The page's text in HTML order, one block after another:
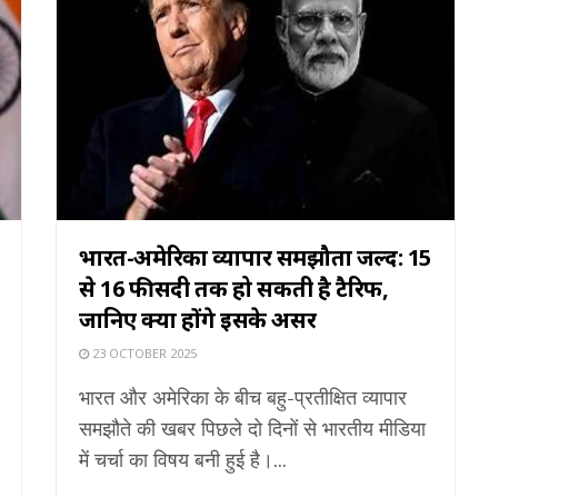
भारत-अमेरिका व्यापार समझौता जल्द: 15
से 16 फीसदी तक हो सकती है टैरिफ,
जानिए क्या होंगे इसके असर
23 OCTOBER 2025
भारत और अमेरिका के बीच बहु-प्रतीक्षित व्यापार
समझौते की खबर पिछले दो दिनों से भारतीय मीडिया
में चर्चा का विषय बनी हुई है।...